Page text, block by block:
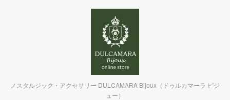
ノスタルジック・アクセサリー DULCAMARA Bijoux（ドゥルカマーラ ビジ
ュー）